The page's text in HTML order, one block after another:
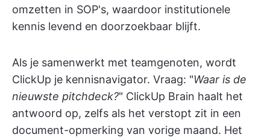
omzetten in SOP's, waardoor institutionele
kennis levend en doorzoekbaar blijft.
Als je samenwerkt met teamgenoten, wordt
ClickUp je kennisnavigator. Vraag: "Waar is de
nieuwste pitchdeck?" ClickUp Brain haalt het
antwoord op, zelfs als het verstopt zit in een
document-opmerking van vorige maand. Het